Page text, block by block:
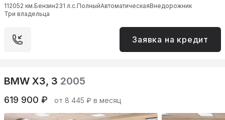
112052 км.Бензин231 л.с.ПолныйАвтоматическаяВнедорожник
Три владельца
Заявка на кредит
BMW X3, 3 2005
619 900 ₽ от 8 445 ₽ в месяц